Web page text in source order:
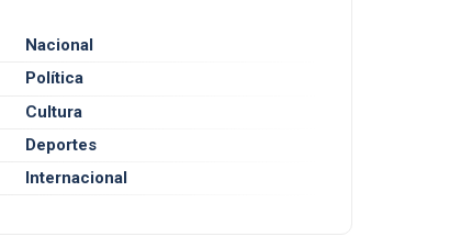
Nacional
Política
Cultura
Deportes
Internacional